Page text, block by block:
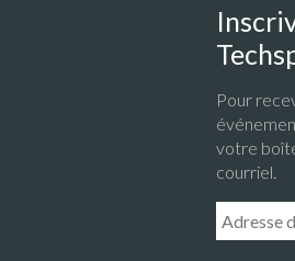
Pour
votre
courriel.
Email